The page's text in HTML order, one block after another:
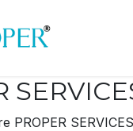
PROPER